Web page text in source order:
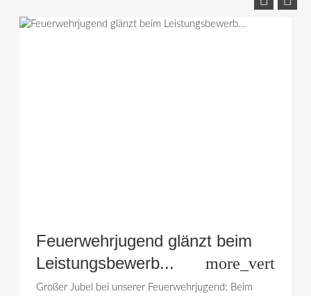
Feuerwehrjugend glänzt beim
Leistungsbewerb...
more_vert
Großer Jubel bei unserer Feuerwehrjugend: Beim